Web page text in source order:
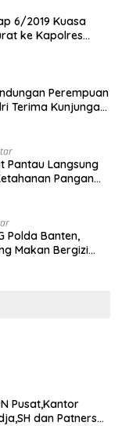
6/2019 Kuasa
ke Kapolres
Perempuan
Terima Kunjungan
Pantau Langsung
Pangan
Polda Banten,
Makan Bergizi
Pusat,Kantor
dan Patners